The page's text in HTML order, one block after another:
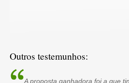
Outros testemunhos:
A proposta ganhadora foi a que